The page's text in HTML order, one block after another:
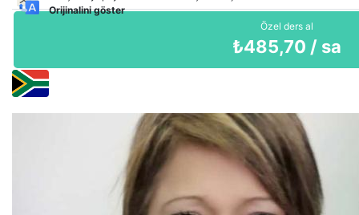
Orijinalini göster
Özel ders al
₺485,70 / sa